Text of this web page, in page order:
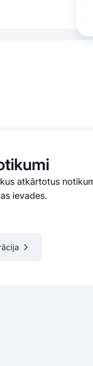
atkārtotus
ievades.